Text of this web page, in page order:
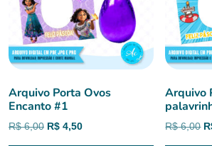
Arquivo Porta Ovos
Encanto #1
R$6,00 O
R$ 4,50O
Arquivo
R$6,00 O